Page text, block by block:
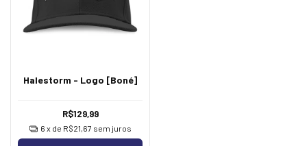
Halestorm - Logo [Boné]
R$129,99
6 x de R$21,67 sem juros